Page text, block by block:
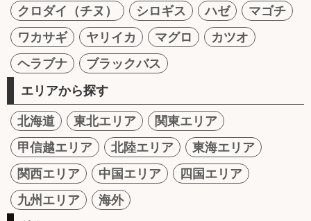
クロダイ（チヌ）
シロギス ハゼ
マゴチ
ワカサギ
ヤリイカ マグロ
カツオ
ヘラブナ
ブラックバス
エリアから探す
北海道 東北エリア
関東エリア
甲信越エリア
北陸エリア
東海エリア
関西エリア
中国エリア
四国エリア
九州エリア
海外